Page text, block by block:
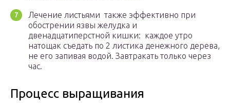
Лечение листьями также эффективно при
обострении язвы желудка и
двенадцатиперстной кишки: каждое утро
натощак съедать по 2 листика денежного дерева,
не его запивая водой. Завтракать только через
час.
Процесс выращивания